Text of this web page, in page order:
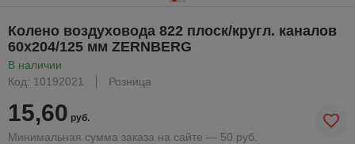
Колено воздуховода 822 плоск/кругл. каналов
60х204/125 мм ZERNBERG
В наличии
Код: 10192021
Розница
15,60 руб.
Минимальная сумма заказа на сайте — 50 руб.